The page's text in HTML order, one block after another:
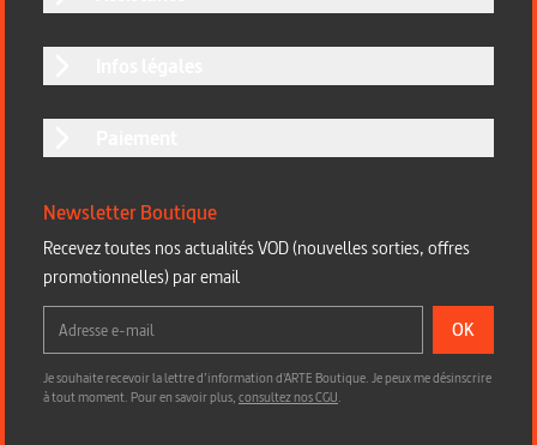
Newsletter Boutique
Recevez toutes nos actualités VOD (nouvelles sorties, offres
promotionnelles) par email
OK
Je souhaite recevoir la lettre d’information d'ARTE Boutique. Je peux me désinscrire
à tout moment. Pour en savoir plus,consultez nos CGU.